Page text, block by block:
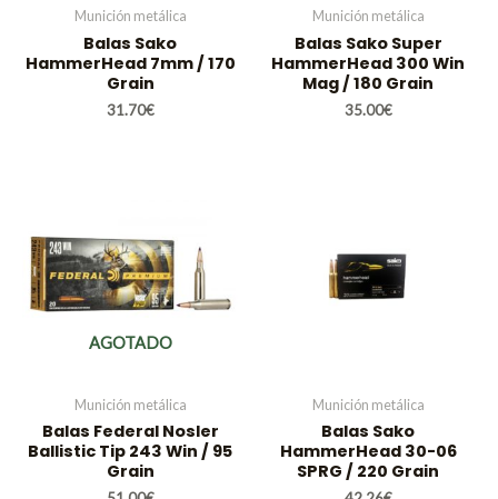
Munición metálica
Balas Sako
HammerHead 7mm / 170
Grain
31.70€
Munición metálica
Balas Sako Super
HammerHead 300 Win
Mag / 180 Grain
35.00€
AGOTADO
Munición metálica
Balas Federal Nosler
Ballistic Tip 243 Win / 95
Grain
Munición metálica
Balas Sako
HammerHead 30-06
SPRG / 220 Grain